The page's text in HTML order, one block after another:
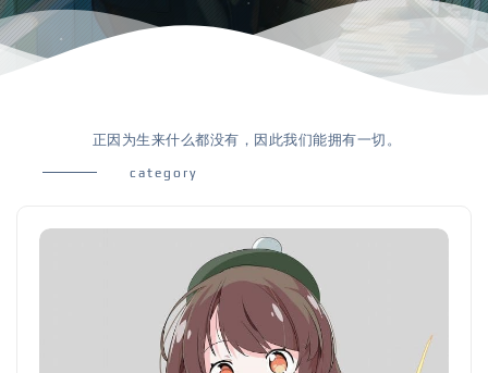
正因为生来什么都没有，因此我们能拥有一切。
category